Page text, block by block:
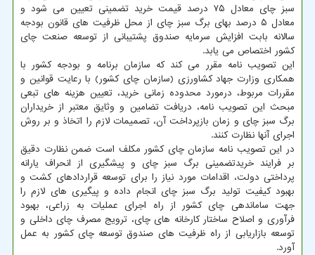
سبز چای معادل ۷۵ درصد قیمت خرید تضمینی تعیین می شود و
معادل ۵ درصد بهای برگ سبز چای از محل ظرفیت های قانون بودجه
سالانه بابت افزایش سرمایه صندوق پشتیبانی از توسعه صنعت چای
کشور اختصاص می یابد.
این تصویب نامه مقرر می کند که سازمان برنامه و بودجه کشور با
همکاری وزارت جهاد کشاورزی (سازمان چای کشور) با رعایت قوانین و
مقررات مربوط، درمورد محدوده زمانی خرید، تعیین هزینه های تبعی
مبحث این تصویب نامه، دریافت تضامین و وثایق معتبر از خریداران
برگ سبز چای و زمان بازپرداخت آن، تصمیمات لازم را اتخاذ و بر روش
اجرای آنها نظارت کنند.
در این تصویب نامه سازمان چای کشور مکلف است ضمن نظارت دقیق
بر فرایند خریدتضمینی برگ سبز چای و پیشگیری از انحراف یارانه
پرداختی دولت، اقدامات مورد نیاز را برای توسعه قراردادهای کشت و
بهبود کیفیت تولید برگ سبز چای انجام داده و پیگیری های لازم را
جهت ساماندهی چای کشور از راه اجرای عملیات به زراعی، بهبود
فرآوری و اصلاح ساختار کارخانه های چای، ترویج مصرف چای داخلی و
توسعه بازاریابی از راه ظرفیت های صندوق توسعه چای کشور به عمل
آورد.